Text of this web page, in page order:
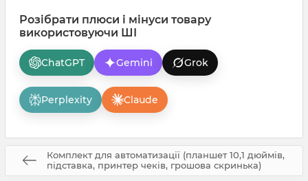
Розібрати плюси і мінуси товару
використовуючи ШІ
ChatGPT Gemini Grok
Perplexity Claude
Комплект для автоматизації (планшет 10,1 дюймів,
підставка, принтер чеків, грошова скринька)